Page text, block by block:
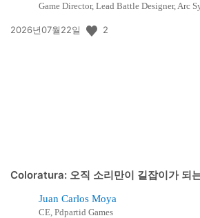
Game Director, Lead Battle Designer, Arc
공
2026년07월22일 2
Coloratura: 오직 소리만이 길잡이가 되
Juan Carlos Moya
CE, Pdpartid Games